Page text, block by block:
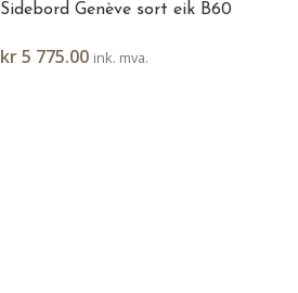
Sidebord Genève sort eik B60
kr5 775.00 ink. mva.